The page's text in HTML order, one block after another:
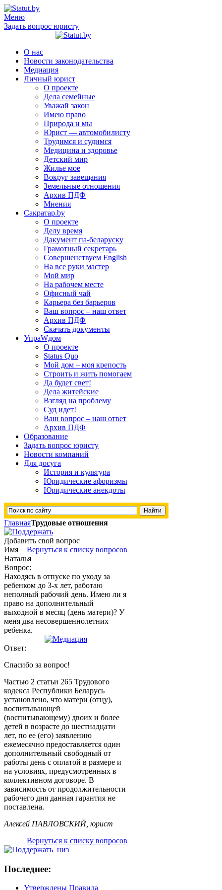
Меню
Задать вопрос юристу
О нас
Новости законодательства
Медиация
Личный юрист
О проекте
Дела семейные
Уважай закон
Имею право
Природа и мы
Юрист — автомобилисту
Трудимся и судимся
Медицина и здоровье
Детский мир
Жилье мое
Вокруг завещания
Земельные отношения
Архив ПДФ
Мнения
Сакратар.by
О проекте
Делу время
Дакумент па-беларуску
Грамотный секретарь
Совершенствуем English
На все руки мастер
Мой мир
На рабочем месте
Офисный чай
Карьера без барьеров
Ваш вопрос – наш ответ
Архив ПДФ
Скачать документы
УпраWдом
О проекте
Status Quo
Мой дом – моя крепость
Строить и жить помогаем
Да будет свет!
Дела житейские
Взгляд на проблему
Суд идет!
Ваш вопрос – наш ответ
Архив ПДФ
Образование
Задать вопрос юристу
Новости компаний
Для досуга
История и культура
Юридические афоризмы
Юридические анекдоты
ГлавнаяТрудовые отношения
Добавить свой вопрос
Вернуться к списку вопросов
Имя
Наталья
Вопрос:
Находясь в отпуске по уходу за
ребенком до 3-х лет, работаю
неполный рабочий день. Имею ли я
право на дополнительный
выходной в месяц (день матери)? У
меня два несовершеннолетних
ребенка.
Ответ:
Спасибо за вопрос!
Частью 2 статьи 265 Трудового
кодекса Республики Беларусь
установлено, что матери (отцу),
воспитывающей
(воспитывающему) двоих и более
детей в возрасте до шестнадцати
лет, по ее (его) заявлению
ежемесячно предоставляется один
дополнительный свободный от
работы день с оплатой в размере и
на условиях, предусмотренных в
коллективном договоре. В
зависимость от продолжительности
рабочего дня данная гарантия не
поставлена.
Алексей ПАВЛОВСКИЙ, юрист
Вернуться к списку вопросов
Последнее:
Утверждены Правила